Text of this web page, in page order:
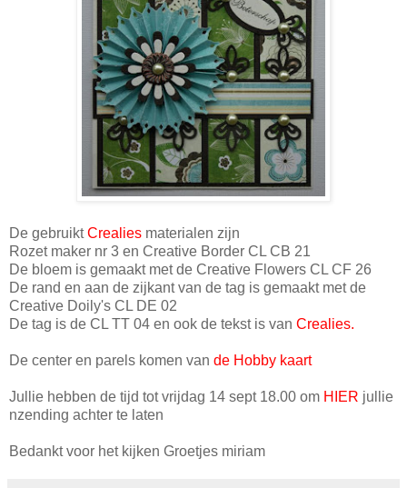
De gebruikt Crealies materialen zijn
Rozet maker nr 3 en Creative Border CL CB 21
De bloem is gemaakt met de Creative Flowers CL CF 26
De rand en aan de zijkant van de tag is gemaakt met de
Creative Doily's CL DE 02
De tag is de CL TT 04 en ook de tekst is van Crealies.
De center en parels komen van de Hobby kaart
Jullie hebben de tijd tot vrijdag 14 sept 18.00 om HIER jullie
nzending achter te laten
Bedankt voor het kijken Groetjes miriam